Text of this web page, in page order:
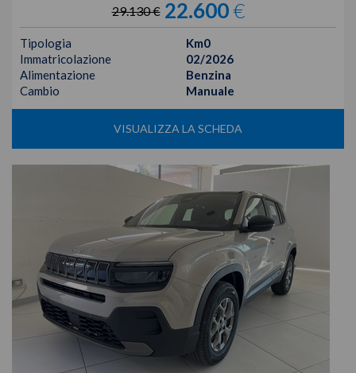
29.130 € 22.600€
Tipologia
Km0
Immatricolazione
02/2026
Alimentazione
Benzina
Cambio
Manuale
VISUALIZZA LA SCHEDA